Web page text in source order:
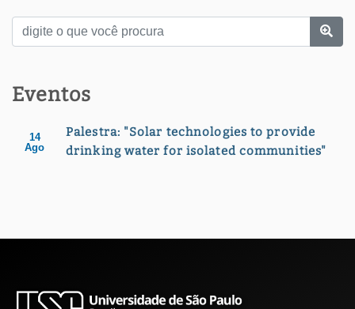
Eventos
14
Ago
Palestra: "Solar technologies to provide
drinking water for isolated communities"